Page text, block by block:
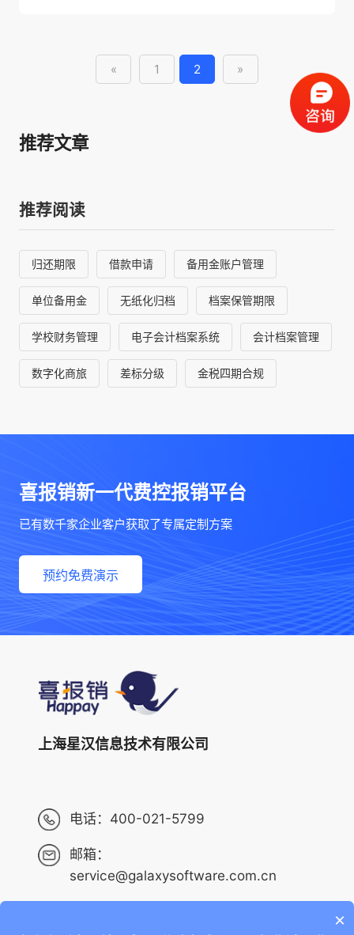
简单便捷的差旅报销系统成了大
多数企业的选择，那么差旅报销
系统究竟有哪些功能呢？哪家的
« 1 2 »
推荐文章
推荐阅读
归还期限 借款申请 备用金账户管理
单位备用金 无纸化归档 档案保管期限
学校财务管理 电子会计档案系统 会计档案管理
数字化商旅 差标分级 金税四期合规
喜报销新一代费控报销平台
已有数千家企业客户获取了专属定制方案
预约免费演示
上海星汉信息技术有限公司
电话： 400-021-5799
邮箱：
service@galaxysoftware.com.cn
×